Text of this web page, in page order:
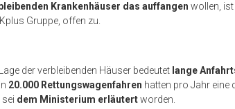
Krankenhäuser das auffangen wollen,
Gruppe, offen zu.
der verbleibenden Häuser bedeutet lange
20.000 Rettungswagenfahren hatten pro Jahr eine
sei dem Ministerium erläutertworden.